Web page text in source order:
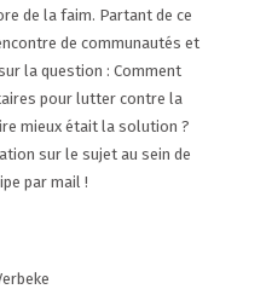
de la faim. Partant de ce
de communautés et
la question : Comment
pour lutter contre la
mieux était la solution ?
sur le sujet au sein de
par mail !